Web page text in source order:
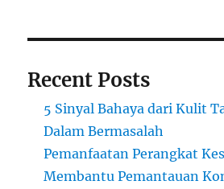
Recent Posts
5 Sinyal Bahaya dari Kulit
Dalam Bermasalah
Pemanfaatan Perangkat
Membantu Pemantauan